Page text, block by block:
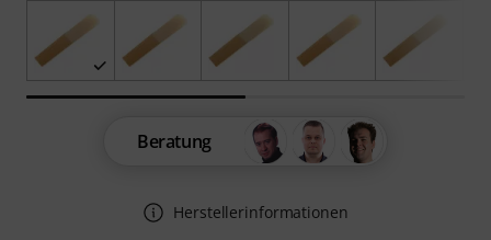
Beratung
Herstellerinformationen